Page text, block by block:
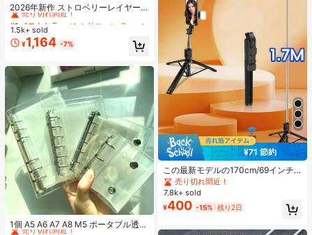
2026年新作 ストロベリーレイヤー
ケーキ シリコンスクイーズトイ 1
個、厚手&ソフト、学生、誕生日、
サプライズ、ホリデー、カップル、
クリスマス、ゲーマー、ストレス解
売り切れ間近！
#1 ベストセラー
売り切れ間近！
#1 ベストセラー
売り切れ間近！
#1 ベストセラー
に シリコーン ティーンエイジャー向けのノベルティ＆ギャグおもちゃ
1.5k+ sold
¥1,164 -7%
1個 A5 A6 A7 A8 M5 ポータブル透明
#1 ベストセラー
マルチカラー バインダー
売り切れ間近！
¥71 節約
この最新モデルの170cm/69インチ
のBluetoothリモコン式セルフィース
ティック、スマホホルダー、LEDラ
イト付きは合金素材で作られていま
す。ビデオ撮影、ライフレコーディ
ング、旅行に適しています。伸縮、
360度回転、スタビライザー、折り
売り切れ間近！
7.8k+ sold
¥400 -15% 残り2日